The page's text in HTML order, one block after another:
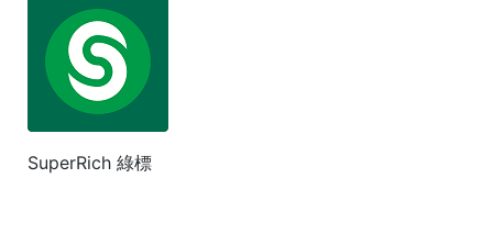
SuperRich 綠標